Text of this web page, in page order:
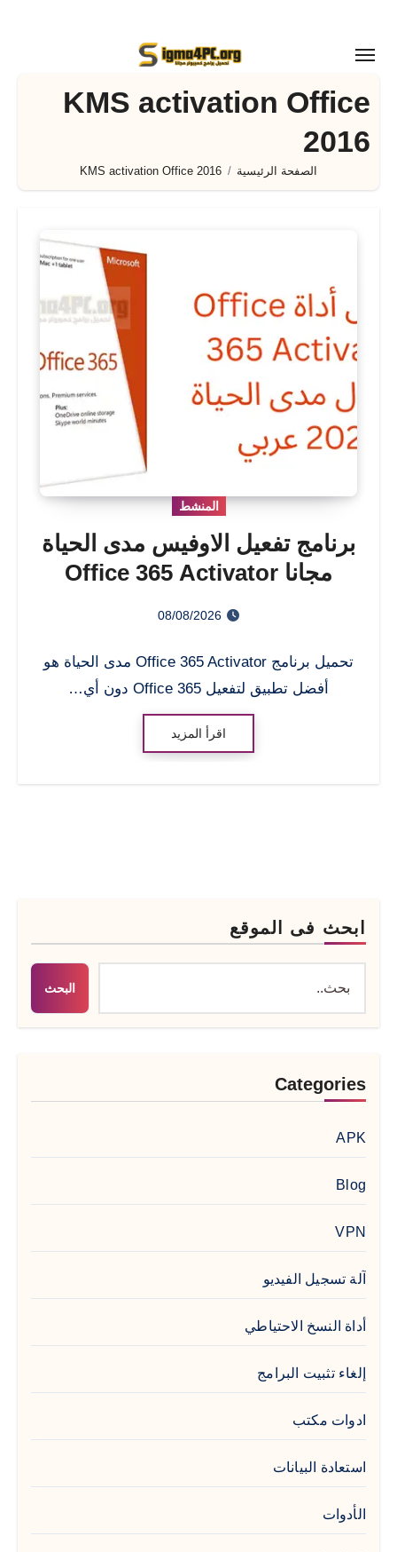
المحتوى
KMS activation Office
2016
الصفحة الرئيسية KMS activation Office 2016
المنشط
برنامج تفعيل الاوفيس مدى الحياة
مجانا Office 365 Activator
08/08/2026
تحميل برنامج Office 365 Activator مدى الحياة هو
أفضل تطبيق لتفعيل Office 365 دون أي…
اقرأ المزيد
ابحث فى الموقع
البحث
Categories
APK
Blog
VPN
آلة تسجيل الفيديو
أداة النسخ الاحتياطي
إلغاء تثبيت البرامج
ادوات مكتب
استعادة البيانات
الأدوات